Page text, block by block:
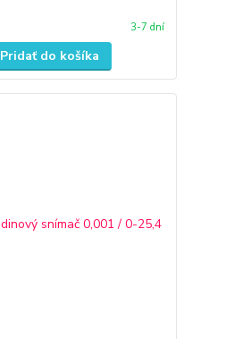
3-7 dní
Pridať do košíka